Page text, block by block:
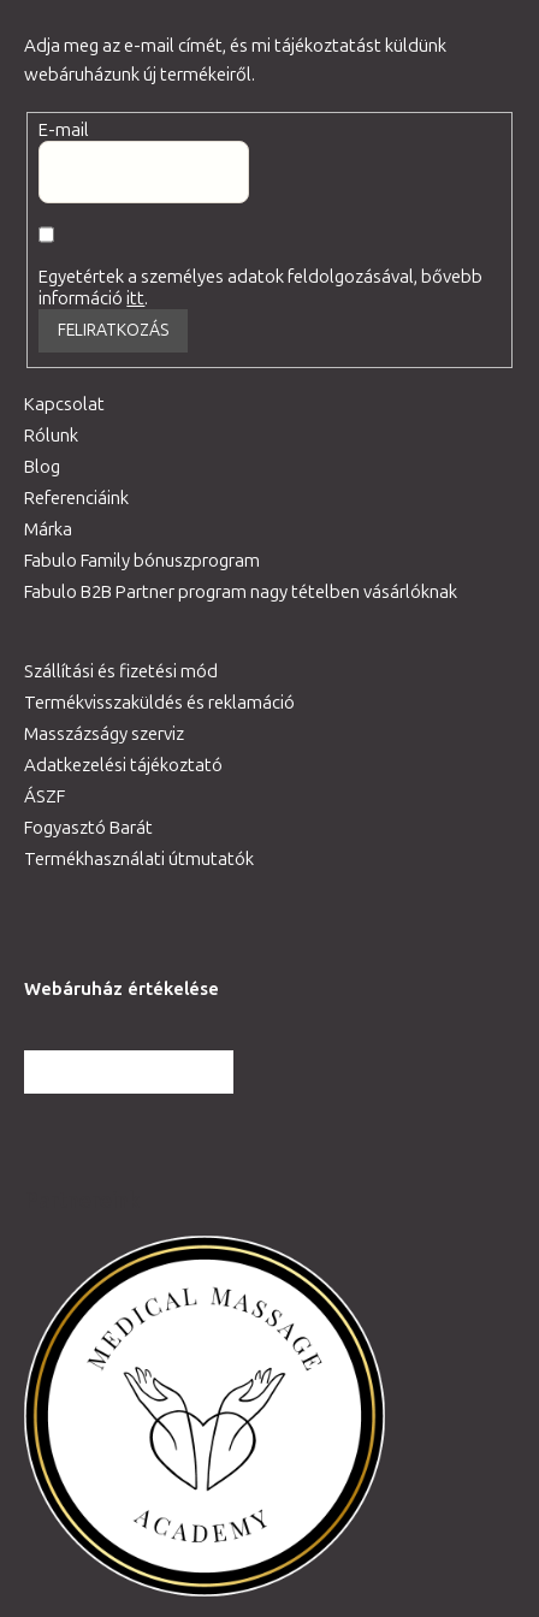
Adja meg az e-mail címét, és mi tájékoztatást küldünk
webáruházunk új termékeiről.
E-mail
Egyetértek a személyes adatok feldolgozásával, bővebb
információitt.
FELIRATKOZÁS
Kapcsolat
Rólunk
Blog
Referenciáink
Márka
Fabulo Family bónuszprogram
Fabulo B2B Partner program nagy tételben vásárlóknak
Szállítási és fizetési mód
Termékvisszaküldés és reklamáció
Masszázságy szerviz
Adatkezelési tájékoztató
ÁSZF
Fogyasztó Barát
Termékhasználati útmutatók
Webáruház értékelése